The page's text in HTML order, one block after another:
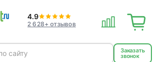
4.9
2 628+ отзывов
Заказать
звонок